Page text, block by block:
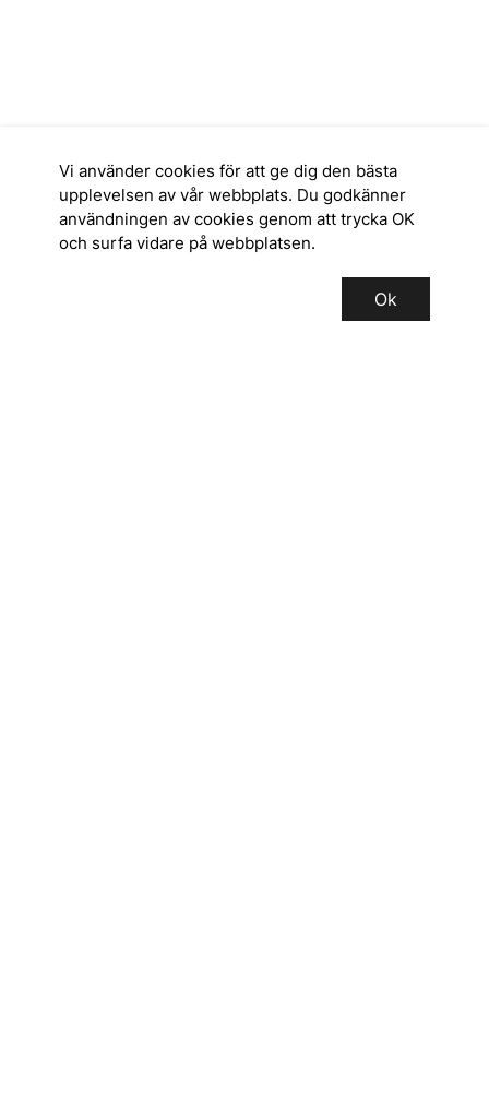
Vi använder cookies för att ge dig den bästa
upplevelsen av vår webbplats. Du godkänner
användningen av cookies genom att trycka OK
och surfa vidare på webbplatsen.
Ok